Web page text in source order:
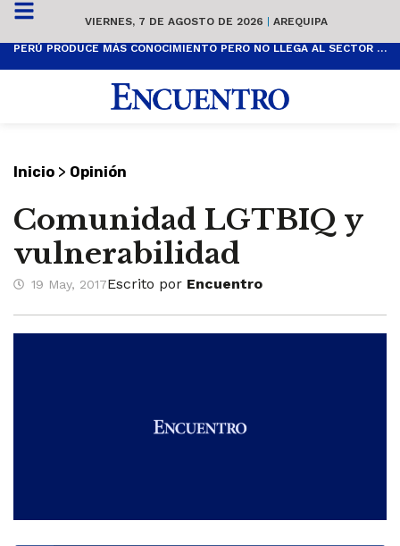
VIERNES, 7 DE AGOSTO DE 2026 | AREQUIPA
PERÚ PRODUCE MÁS CONOCIMIENTO PERO NO LLEGA AL SECTOR PRODUCTIVO
Inicio > Opinión
Comunidad LGTBIQ y
vulnerabilidad
19 May, 2017Escrito por Encuentro